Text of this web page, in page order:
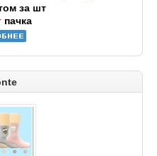
за шт
пачка